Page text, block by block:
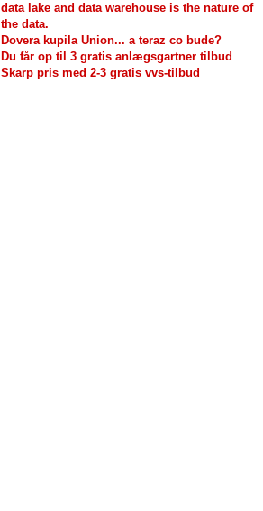
data lake and data warehouse is the nature of
the data.
Dovera kupila Union... a teraz co bude?
Du får op til 3 gratis anlægsgartner tilbud
Skarp pris med 2-3 gratis vvs-tilbud